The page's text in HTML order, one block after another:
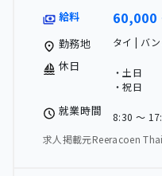
給料 60,000
勤務地 タイ | バン
休日
・土日
・祝日
就業時間
8:30 〜
求人掲載元Reeracoen